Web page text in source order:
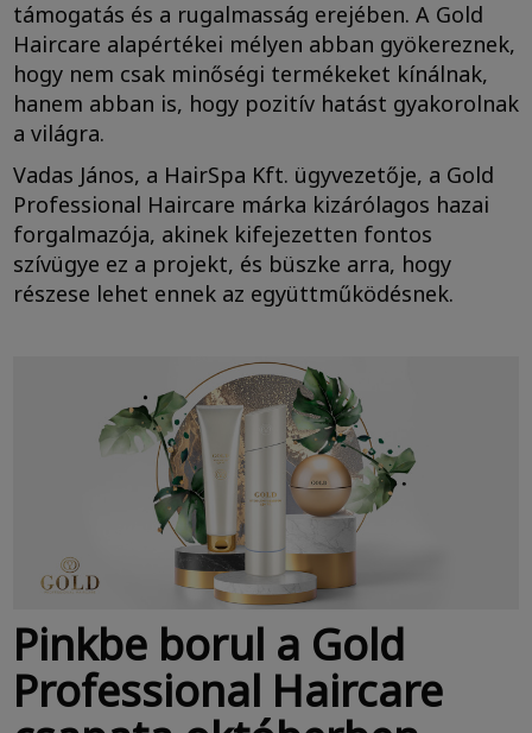
támogatás és a rugalmasság erejében. A Gold
Haircare alapértékei mélyen abban gyökereznek,
hogy nem csak minőségi termékeket kínálnak,
hanem abban is, hogy pozitív hatást gyakorolnak
a világra.
Vadas János, a HairSpa Kft. ügyvezetője, a Gold
Professional Haircare márka kizárólagos hazai
forgalmazója, akinek kifejezetten fontos
szívügye ez a projekt, és büszke arra, hogy
részese lehet ennek az együttműködésnek.
Pinkbe borul a Gold
Professional Haircare